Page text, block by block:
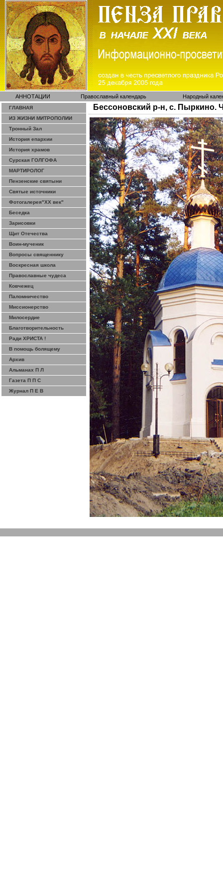
АННОТАЦИИ Православный календарь Народный
ГЛАВНАЯ
ИЗ ЖИЗНИ МИТРОПОЛИИ
Тронный Зал
История епархии
История храмов
Сурская ГОЛГОФА
МАРТИРОЛОГ
Пензенские святыни
Святые источники
Фотогалерея"ХХ век"
Беседка
Зарисовки
Щит Отечества
Воин-мученик
Вопросы священнику
Воскресная школа
Православные чудеса
Ковчежец
Паломничество
Миссионерство
Милосердие
Благотворительность
Ради ХРИСТА !
В помощь болящему
Архив
Альманах П Л
Газета П П С
Журнал П Е В
Бессоновский р-н, с. Пыркино.